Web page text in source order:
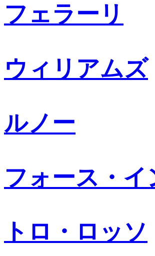
フェラーリ
ウィリアムズ
ルノー
フォース・
トロ・ロッソ